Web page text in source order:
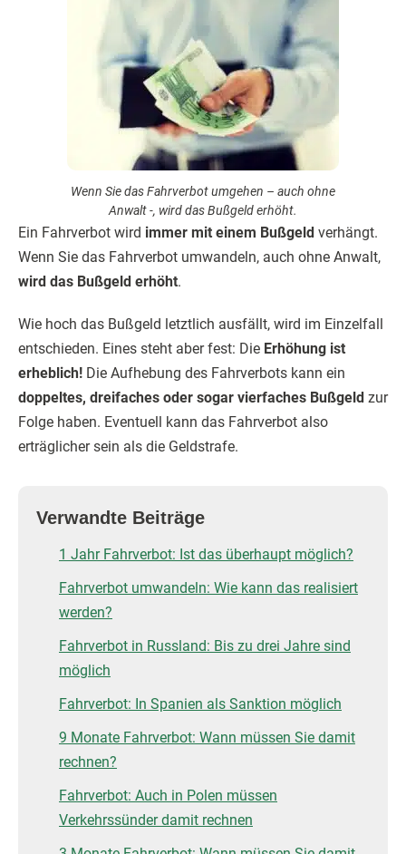
Wenn Sie das Fahrverbot umgehen – auch ohne
Anwalt -, wird das Bußgeld erhöht.
Ein Fahrverbot wird immer mit einem Bußgeld verhängt.
Wenn Sie das Fahrverbot umwandeln, auch ohne Anwalt,
wird das Bußgeld erhöht.
Wie hoch das Bußgeld letztlich ausfällt, wird im Einzelfall
entschieden. Eines steht aber fest: Die Erhöhung ist
erheblich! Die Aufhebung des Fahrverbots kann ein
doppeltes, dreifaches oder sogar vierfaches Bußgeld zur
Folge haben. Eventuell kann das Fahrverbot also
erträglicher sein als die Geldstrafe.
Verwandte Beiträge
1 Jahr Fahrverbot: Ist das überhaupt möglich?
Fahrverbot umwandeln: Wie kann das realisiert
werden?
Fahrverbot in Russland: Bis zu drei Jahre sind
möglich
Fahrverbot: In Spanien als Sanktion möglich
9 Monate Fahrverbot: Wann müssen Sie damit
rechnen?
Fahrverbot: Auch in Polen müssen
Verkehrssünder damit rechnen